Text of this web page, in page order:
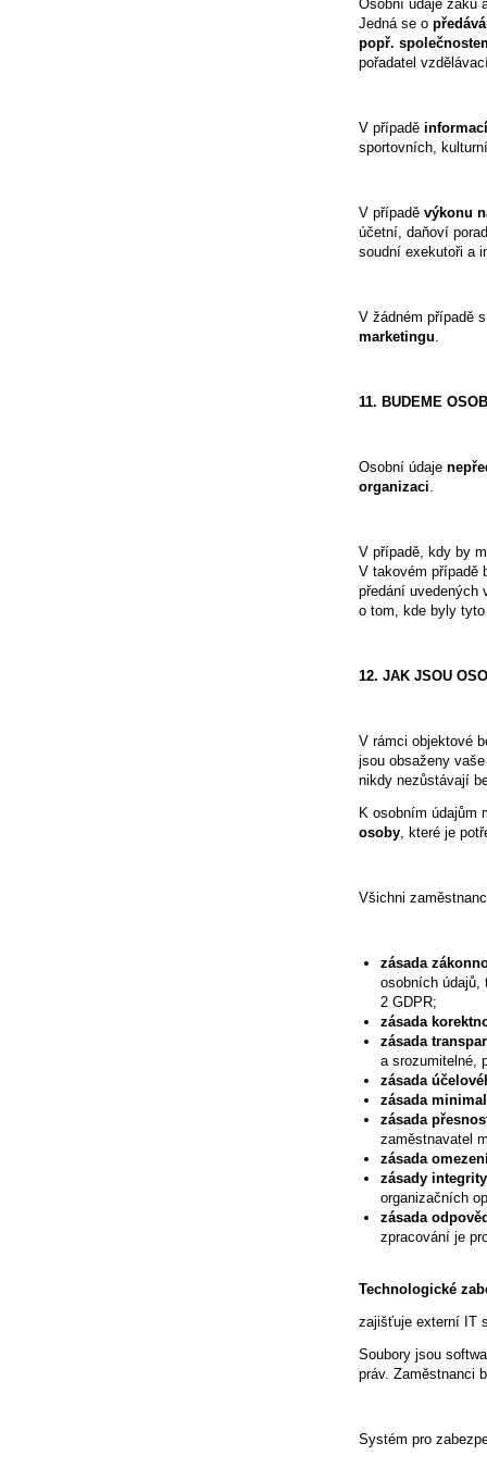
Osobní údaje žáků
Jedná se o
popř.
pořadatel
V případě
sportovních,
V případě výkonu
účetní, daňoví
soudní exekutoři a
V žádném případě
marketingu.
11. BUDEME
Osobní údaje
organizaci.
V případě, kdy by
V takovém případě
předání uvedených
o tom, kde byly
12. JAK JSOU
V rámci objektové
jsou obsaženy
nikdy nezůstávají
K osobním údajům
osoby, které je
Všichni
zásada z
osobních údajů,
2 GDPR;
zásada k
zásada t
a srozumitelné,
zásada
zásada
zásada
zaměstnavatel
zásada
zásady
organizačních
zásada
zpracování je
Technologické
zajišťuje externí IT
Soubory jsou
práv. Zaměstnanci
Systém pro